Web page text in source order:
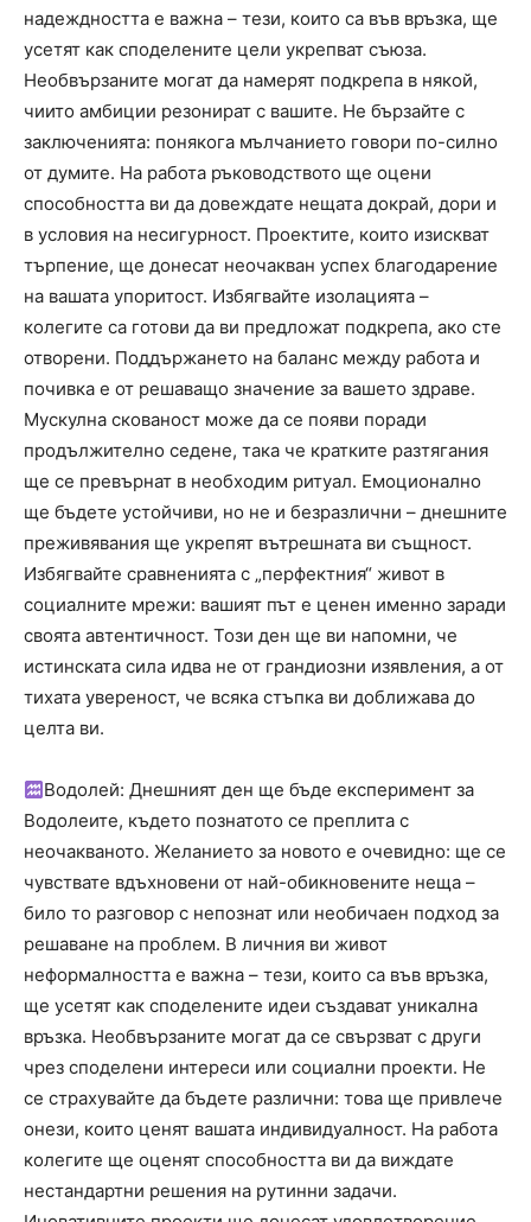
надеждността е важна – тези, които са във връзка, ще
усетят как споделените цели укрепват съюза.
Необвързаните могат да намерят подкрепа в някой,
чиито амбиции резонират с вашите. Не бързайте с
заключенията: понякога мълчанието говори по-силно
от думите. На работа ръководството ще оцени
способността ви да довеждате нещата докрай, дори и
в условия на несигурност. Проектите, които изискват
търпение, ще донесат неочакван успех благодарение
на вашата упоритост. Избягвайте изолацията –
колегите са готови да ви предложат подкрепа, ако сте
отворени. Поддържането на баланс между работа и
почивка е от решаващо значение за вашето здраве.
Мускулна скованост може да се появи поради
продължително седене, така че кратките разтягания
ще се превърнат в необходим ритуал. Емоционално
ще бъдете устойчиви, но не и безразлични – днешните
преживявания ще укрепят вътрешната ви същност.
Избягвайте сравненията с „перфектния“ живот в
социалните мрежи: вашият път е ценен именно заради
своята автентичност. Този ден ще ви напомни, че
истинската сила идва не от грандиозни изявления, а от
тихата увереност, че всяка стъпка ви доближава до
целта ви.
Водолей: Днешният ден ще бъде експеримент за
Водолеите, където познатото се преплита с
неочакваното. Желанието за новото е очевидно: ще се
чувствате вдъхновени от най-обикновените неща –
било то разговор с непознат или необичаен подход за
решаване на проблем. В личния ви живот
неформалността е важна – тези, които са във връзка,
ще усетят как споделените идеи създават уникална
връзка. Необвързаните могат да се свързват с други
чрез споделени интереси или социални проекти. Не
се страхувайте да бъдете различни: това ще привлече
онези, които ценят вашата индивидуалност. На работа
колегите ще оценят способността ви да виждате
нестандартни решения на рутинни задачи.